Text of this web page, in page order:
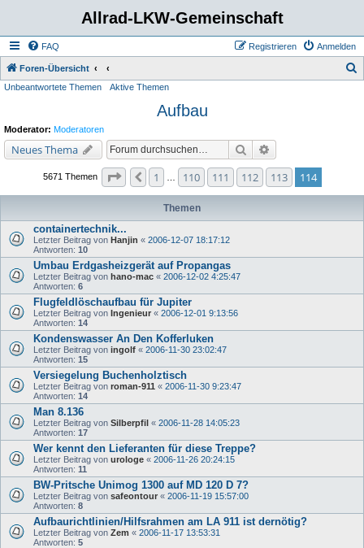
Allrad-LKW-Gemeinschaft
FAQ Anmelden
Registrieren
Foren-Übersicht
Unbeantwortete Themen Aktive Themen
Aufbau
Moderator: Moderatoren
Neues Thema Suche
5671 Themen Seite 114 von114
Vorherige
1 110 111 112 113 114
Themen
containertechnik...
Letzter Beitrag von Hanjin « 2006-12-07 18:17:12
Antworten: 10
Umbau Erdgasheizgerät auf Propangas
Letzter Beitrag von hano-mac « 2006-12-02 4:25:47
Antworten: 6
Flugfeldlöschaufbau für Jupiter
Letzter Beitrag von Ingenieur « 2006-12-01 9:13:56
Antworten: 14
Kondenswasser An Den Kofferluken
Letzter Beitrag von ingolf « 2006-11-30 23:02:47
Antworten: 15
Versiegelung Buchenholztisch
Letzter Beitrag von roman-911 « 2006-11-30 9:23:47
Antworten: 14
Man 8.136
Letzter Beitrag von Silberpfil « 2006-11-28 14:05:23
Antworten: 17
Wer kennt den Lieferanten für diese Treppe?
Letzter Beitrag von urologe « 2006-11-26 20:24:15
Antworten: 11
BW-Pritsche Unimog 1300 auf MD 120 D 7?
Letzter Beitrag von safeontour « 2006-11-19 15:57:00
Antworten: 8
Aufbaurichtlinien/Hilfsrahmen am LA 911 ist dernötig?
Letzter Beitrag von Zem « 2006-11-17 13:53:31
Antworten: 5